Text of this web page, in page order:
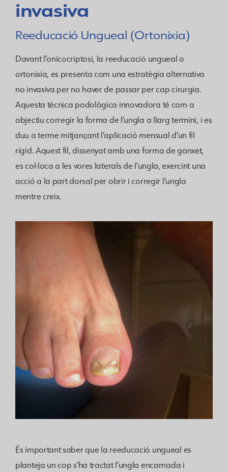
invasiva
Reeducació Ungueal (Ortonixia)
Davant l’onicocriptosi, la reeducació ungueal o
ortonixia, es presenta com una estratègia alternativa
no invasiva per no haver de passar per cap cirurgia.
Aquesta tècnica podològica innovadora té com a
objectiu corregir la forma de l’ungla a llarg termini, i es
duu a terme mitjançant l’aplicació mensual d’un fil
rígid. Aquest fil, dissenyat amb una forma de ganxet,
es col·loca a les vores laterals de l’ungla, exercint una
acció a la part dorsal per obrir i corregir l’ungla
mentre creix.
És important saber que la reeducació ungueal es
planteja un cop s’ha tractat l’ungla encarnada i